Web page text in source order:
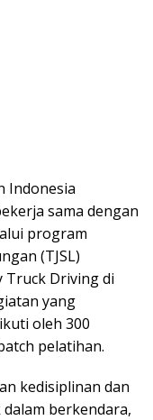
Indonesia
sama dengan
program
(TJSL)
Truck Driving di
yang
oleh 300
pelatihan.
kedisiplinan dan
berkendara,